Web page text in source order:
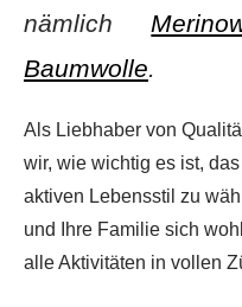
nämlich
Baumwolle.
Als Liebhaber von
wir, wie wichtig es ist,
aktiven Lebensstil zu
und Ihre Familie sich
alle Aktivitäten in vollen